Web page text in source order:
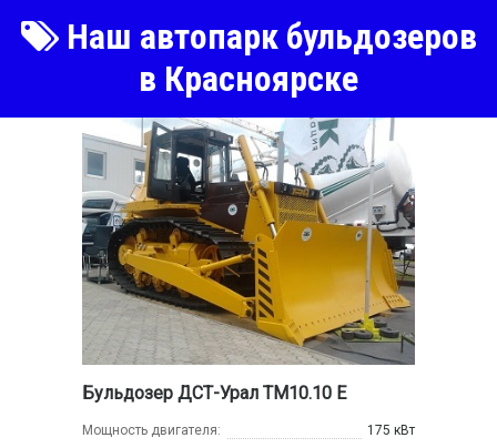
Наш автопарк бульдозеров
в Красноярске
Бульдозер ДСТ-Урал ТМ10.10 Е
Мощность двигателя:
175 кВт